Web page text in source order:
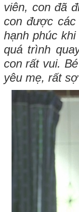
viên, con đã
con được
hạnh phúc
quá trình
con rất vui.
yêu mẹ, rất